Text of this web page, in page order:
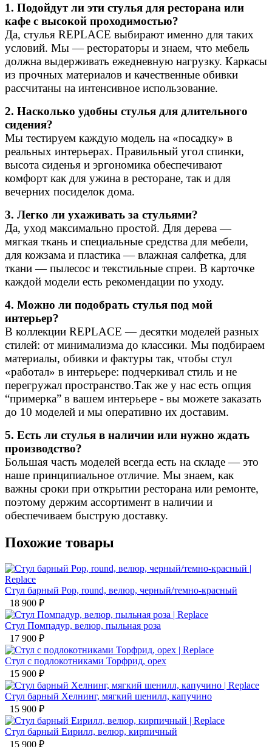
1. Подойдут ли эти стулья для ресторана или
кафе с высокой проходимостью?
Да, стулья REPLACE выбирают именно для таких
условий. Мы — рестораторы и знаем, что мебель
должна выдерживать ежедневную нагрузку. Каркасы
из прочных материалов и качественные обивки
рассчитаны на интенсивное использование.
2. Насколько удобны стулья для длительного
сидения?
Мы тестируем каждую модель на «посадку» в
реальных интерьерах. Правильный угол спинки,
высота сиденья и эргономика обеспечивают
комфорт как для ужина в ресторане, так и для
вечерних посиделок дома.
3. Легко ли ухаживать за стульями?
Да, уход максимально простой. Для дерева —
мягкая ткань и специальные средства для мебели,
для кожзама и пластика — влажная салфетка, для
ткани — пылесос и текстильные спреи. В карточке
каждой модели есть рекомендации по уходу.
4. Можно ли подобрать стулья под мой
интерьер?
В коллекции REPLACE — десятки моделей разных
стилей: от минимализма до классики. Мы подбираем
материалы, обивки и фактуры так, чтобы стул
«работал» в интерьере: подчеркивал стиль и не
перегружал пространство.Так же у нас есть опция
“примерка” в вашем интерьере - вы можете заказать
до 10 моделей и мы оперативно их доставим.
5. Есть ли стулья в наличии или нужно ждать
производство?
Большая часть моделей всегда есть на складе — это
наше принципиальное отличие. Мы знаем, как
важны сроки при открытии ресторана или ремонте,
поэтому держим ассортимент в наличии и
обеспечиваем быструю доставку.
Похожие товары
Стул барный Рор, round, велюр, черный/темно-красный
18 900 ₽
Стул Помпадур, велюр, пыльная роза
17 900 ₽
Стул с подлокотниками Торфрид, орех
15 900 ₽
Стул барный Хелнинг, мягкий шенилл, капучино
15 900 ₽
Стул барный Еирилл, велюр, кирпичный
15 900 ₽